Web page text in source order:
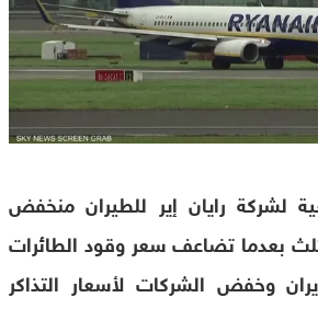
لشركة رايان إير للطيران منخفض
بعدما تضاعف سعر وقود الطائرات
وخفض الشركات لأسعار التذاكر